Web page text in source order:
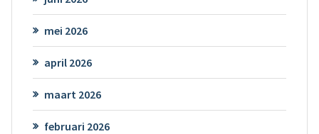
mei 2026
april 2026
maart 2026
februari 2026